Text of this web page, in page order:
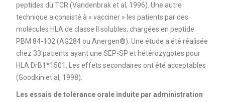
peptides du TCR (Vandenbrak et al, 1996). Une autre
technique a consisté à « vacciner » les patients par des
molécules HLA de classe II solubles, chargées en peptide
PBM 84-102 (AG284 ou Anergen®). Une étude a été réalisée
chez 33 patients ayant une SEP-SP et hétérozygotes pour
HLA DrB1*1501. Les effets secondaires ont été acceptables
(Goodkin et al, 1998).
Les essais de tolérance orale induite par administration